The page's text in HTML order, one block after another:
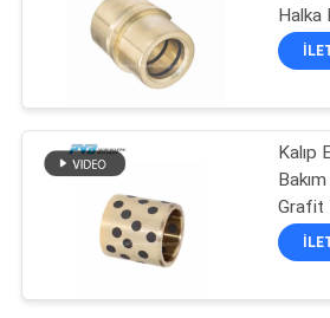
Filament Yara
Halka
Sanayi
Kalıp
Grafit